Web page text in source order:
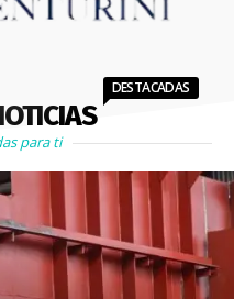
DESTACADAS
para ti